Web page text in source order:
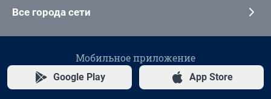
Все города сети
Мобильное приложение
Google Play App Store